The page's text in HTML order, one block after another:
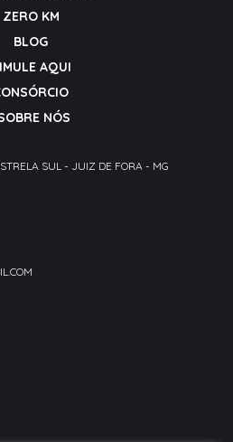
ZERO KM
BLOG
AQUI
NÓS
SUL - JUIZ DE FORA - MG